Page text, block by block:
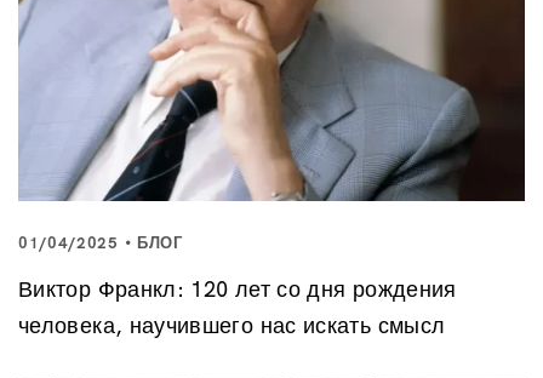
01/04/2025 БЛОГ
Виктор Франкл: 120 лет со дня рождения
человека, научившего нас искать смысл